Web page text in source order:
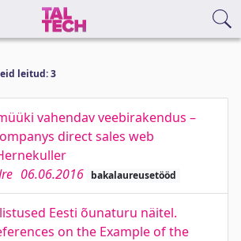
leitud: 3
vahendav veebirakendus –
direct sales web
06.06.2016 bakalaureusetööd
Eesti õunaturu näitel.
on the Example of the